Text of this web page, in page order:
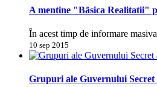
A mentine "Bãsica Realitatii"
În acest timp de informare
10 sep 2015
Grupuri ale Guvernului